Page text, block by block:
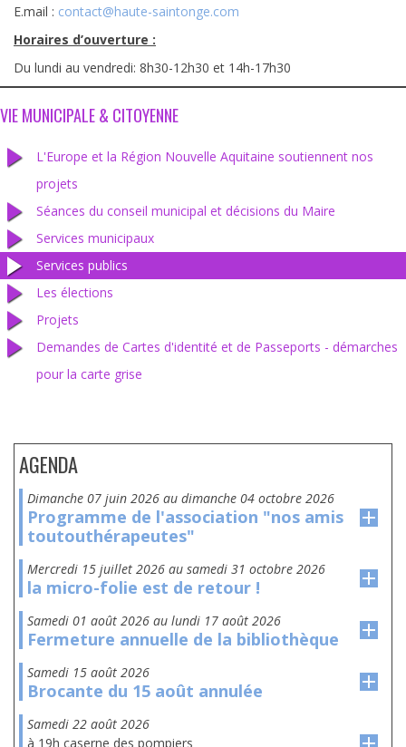
E.mail : contact@haute-saintonge.com
Horaires d’ouverture :
Du lundi au vendredi: 8h30-12h30 et 14h-17h30
VIE MUNICIPALE & CITOYENNE
L'Europe et la Région Nouvelle Aquitaine soutiennent nos
projets
Séances du conseil municipal et décisions du Maire
Services municipaux
Services publics
Les élections
Projets
Demandes de Cartes d'identité et de Passeports - démarches
pour la carte grise
AGENDA
dimanche 07 juin 2026 au dimanche 04 octobre 2026
Programme de l'association "nos amis
toutouthérapeutes"
mercredi 15 juillet 2026 au samedi 31 octobre 2026
la micro-folie est de retour !
samedi 01 août 2026 au lundi 17 août 2026
Fermeture annuelle de la bibliothèque
samedi 15 août 2026
Brocante du 15 août annulée
samedi 22 août 2026
à 19h caserne des pompiers